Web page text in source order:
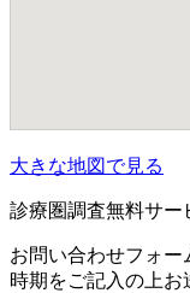
大きな地図で見る
診療圏調査無料サー
お問い合わせフォ
時期をご記入の上お